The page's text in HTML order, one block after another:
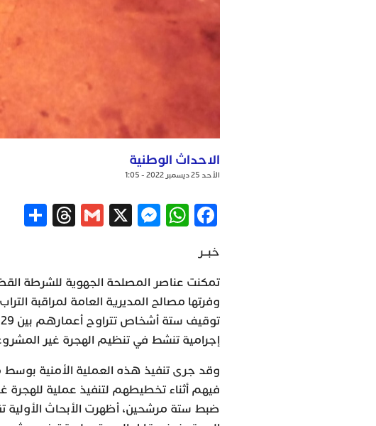
الاحداث الوطنية
الأحد 25 ديسمبر 2022 - 1:05
Facebook
WhatsApp
Messenger
X
Gmail
خبــر
تمكنت عناصر المصلحة الجهوية للشرطة
إجرامية تنشط في تنظيم الهجرة غير
وقد جرى تنفيذ هذه العملية الأمنية
فيهم أثناء تخطيطهم لتنفيذ عملية للهجرة
ضبط ستة مرشحين، أظهرت الأبحاث الأولية